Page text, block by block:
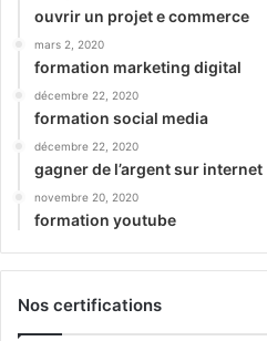
ouvrir un projet e commerce
mars 2, 2020
formation marketing digital
décembre 22, 2020
formation social media
décembre 22, 2020
gagner de l’argent sur internet
novembre 20, 2020
formation youtube
Nos certifications